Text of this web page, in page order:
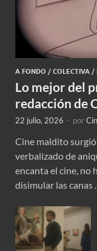
A FONDO / COLECTIVA /
Lo mejor del
redacción de
22 julio, 2026 - por
Cine maldito
verbalizado de
encanta el cine, no
disimular las canas